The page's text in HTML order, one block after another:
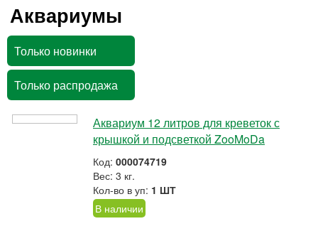
Аквариумы
Только новинки
Только распродажа
Аквариум 12 литров для креветок с
крышкой и подсветкой ZooMoDa
Код: 000074719
Вес: 3 кг.
Кол-во в уп: 1 ШТ
В наличии